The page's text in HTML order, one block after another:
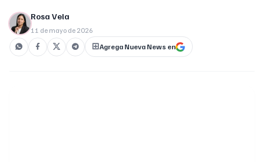
Rosa Vela
11 de mayo de 2026
Agrega Nueva News en